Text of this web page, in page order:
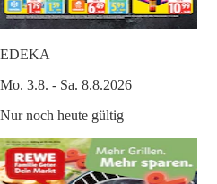
EDEKA
Mo. 3.8. - Sa. 8.8.2026
Nur noch heute gültig